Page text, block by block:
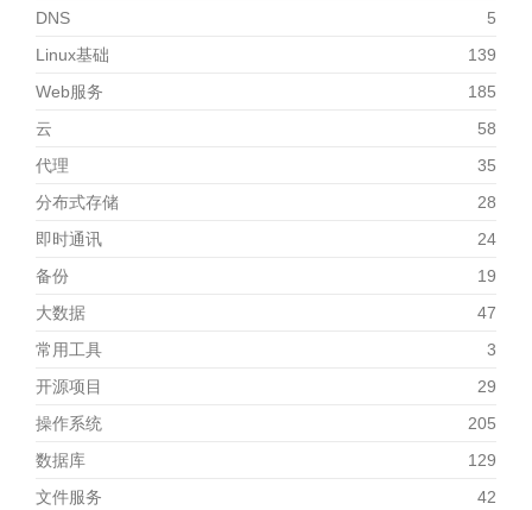
DNS
5
Linux基础
139
Web服务
185
云
58
代理
35
分布式存储
28
即时通讯
24
备份
19
大数据
47
常用工具
3
开源项目
29
操作系统
205
数据库
129
文件服务
42